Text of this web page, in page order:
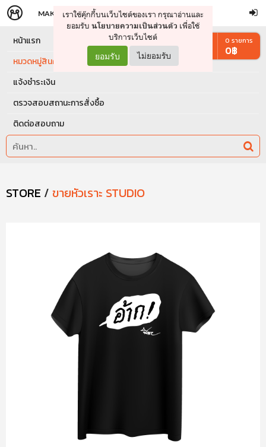
จัดการรถเข็น ดำเนินการต่อ
MAKERS STORE
เราใช้คุ๊กกี้บนเว็บไซต์ของเรา กรุณาอ่านและ
ยอมรับ นโยบายความเป็นส่วนตัว เพื่อใช้
บริการเว็บไซต์
ยอมรับ ไม่ยอมรับ
หน้าแรก
หมวดหมู่สินค้า
แจ้งชำระเงิน
ตรวจสอบสถานะการสั่งซื้อ
ติดต่อสอบถาม
0 รายการ
0฿
STORE / ขายหัวเราะ STUDIO